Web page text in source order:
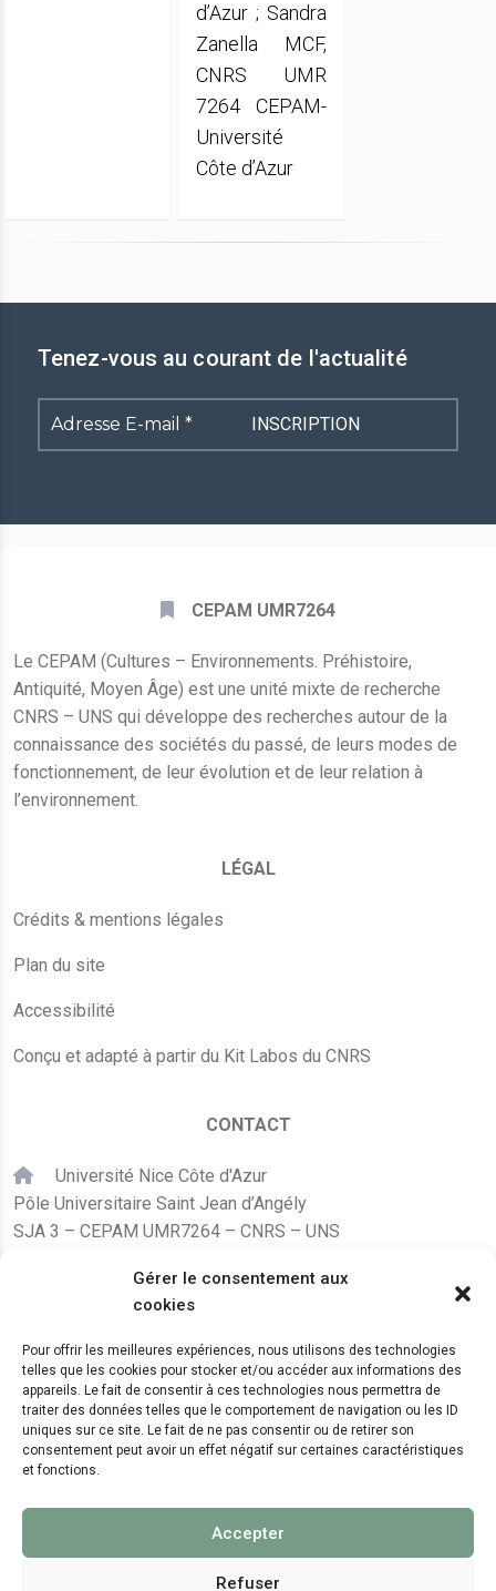
Gérer le consentement aux
cookies
Pour offrir les meilleures expériences, nous utilisons des technologies
telles que les cookies pour stocker et/ou accéder aux informations des
appareils. Le fait de consentir à ces technologies nous permettra de
traiter des données telles que le comportement de navigation ou les ID
uniques sur ce site. Le fait de ne pas consentir ou de retirer son
consentement peut avoir un effet négatif sur certaines caractéristiques
et fonctions.
Accepter
Refuser
d’Azur ; Sandra
Zanella MCF,
CNRS UMR
7264 CEPAM-
Université
Côte d’Azur
Tenez-vous au courant de l'actualité
Adresse
E-
CEPAM UMR7264
Le CEPAM (Cultures – Environnements. Préhistoire,
Antiquité, Moyen Âge) est une unité mixte de recherche
CNRS – UNS qui développe des recherches autour de la
connaissance des sociétés du passé, de leurs modes de
fonctionnement, de leur évolution et de leur relation à
l’environnement.
LÉGAL
Crédits & mentions légales
Plan du site
Accessibilité
Conçu et adapté à partir du Kit Labos du CNRS
CONTACT
Université Nice Côte d'Azur
Pôle Universitaire Saint Jean d’Angély
SJA 3 – CEPAM UMR7264 – CNRS – UNS
+33 (0)4 89 15 24 08
LE CEPAM EST HÉBERGÉ PAR